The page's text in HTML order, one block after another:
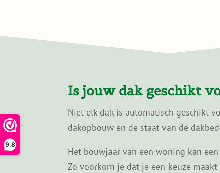
9,8
Is jouw dak geschikt
Niet elk dak is automatisch geschikt
dakopbouw en de staat van de
Het bouwjaar van een woning kan
Zo voorkom je dat je een keuze